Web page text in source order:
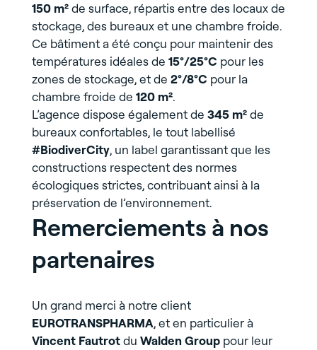
150 m²de surface, répartis entre des locaux de
stockage, des bureaux et une chambre froide.
Ce bâtiment a été conçu pour maintenir des
températures idéales de 15°/25°C pour les
zones de stockage, et de 2°/8°C pour la
chambre froide de 120 m².
L’agence dispose également de 345 m²de
bureaux confortables, le tout labellisé
#BiodiverCity, un label garantissant que les
constructions respectent des normes
écologiques strictes, contribuant ainsi à la
préservation de l’environnement.
Remerciements à nos
partenaires
Un grand merci à notre client
EUROTRANSPHARMA, et en particulier à
Vincent Fautrotdu Walden Grouppour leur